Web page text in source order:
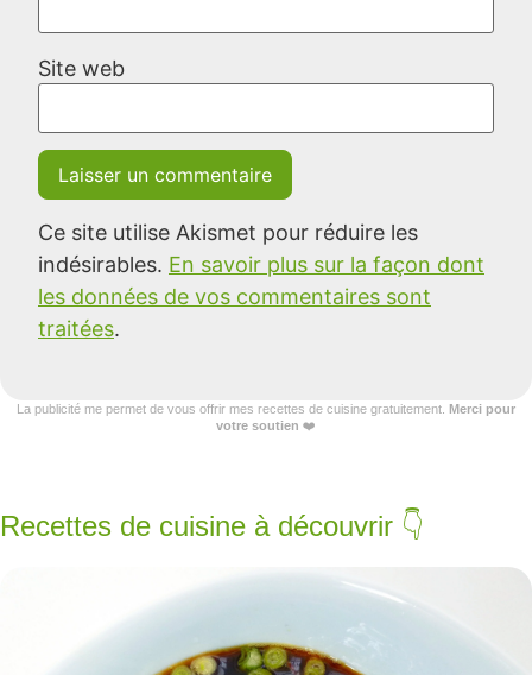
Site web
Ce site utilise Akismet pour réduire les
indésirables. En savoir plus sur la façon dont
les données de vos commentaires sont
traitées.
La publicité me permet de vous offrir mes recettes de cuisine gratuitement. Merci pour
votre soutien ❤️
Recettes de cuisine à découvrir 👇